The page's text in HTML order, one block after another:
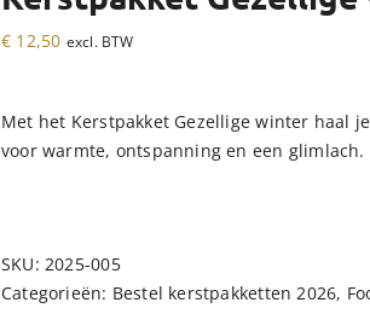
€ 12,50 excl. BTW
Met het Kerstpakket Gezellige winter haal
voor warmte, ontspanning en een
SKU:2025-005
Categorieën: Bestel kerstpakketten 2026,